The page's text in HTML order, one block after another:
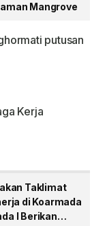
Mangrove
putusan
Kerja
Taklimat
di Koarmada
I Berikan